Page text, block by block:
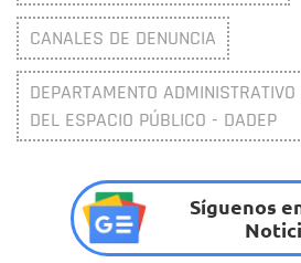
CANALES DE DENUNCIA
DEPARTAMENTO
DEL ESPACIO PÚBLICO - DADEP
Síguenos